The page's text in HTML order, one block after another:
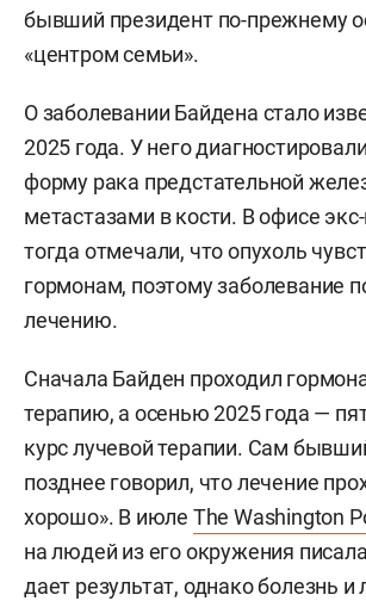
бывший президент по-прежнему
«центром семьи».
О заболевании Байдена стало
2025 года. У него
форму рака предстательной
метастазами в кости. В офисе
тогда отмечали, что опухоль
гормонам, поэтому заболевание
лечению.
Сначала Байден проходил
терапию, а осенью 2025 года —
курс лучевой терапии. Сам
позднее говорил, что лечение
хорошо». В июле The Washington
на людей из его окружения
дает результат, однако болезнь и